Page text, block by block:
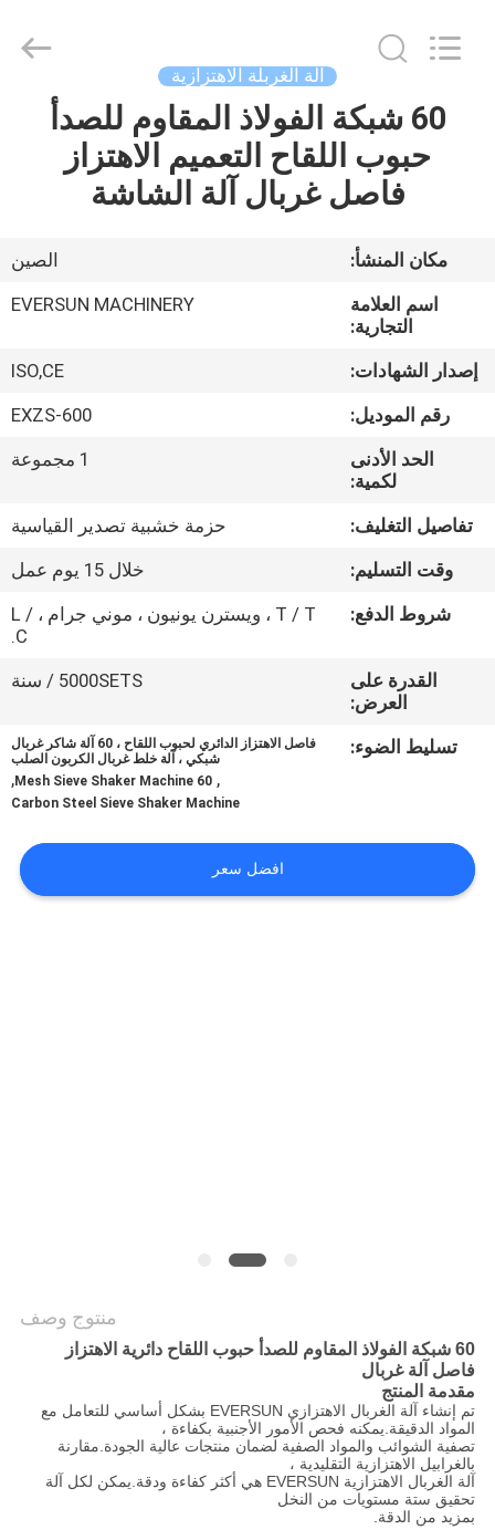
مسكن
منتجات
عرض
الواقع
الافتراضي
معلومات
جولة
المعمل
الجودة
اتصل
اطلب
آلة الغربلة الاهتزازية
60 شبكة الفولاذ المقاوم للصدأ
حبوب اللقاح التعميم الاهتزاز
فاصل غربال آلة الشاشة
مكان المنشأ:
الصين
اسم العلامة
التجارية:
EVERSUN MACHINERY
إصدار الشهادات:
ISO,CE
رقم الموديل:
EXZS-600
الحد الأدنى
لكمية:
1 مجموعة
تفاصيل التغليف:
حزمة خشبية تصدير القياسية
وقت التسليم:
خلال 15 يوم عمل
شروط الدفع:
T / T ، ويسترن يونيون ، موني جرام ، L /
C.
القدرة على
العرض:
5000SETS / سنة
تسليط الضوء:
فاصل الاهتزاز الدائري لحبوب اللقاح ، 60 آلة شاكر غربال
شبكي ، آلة خلط غربال الكربون الصلب
,
60 Mesh Sieve Shaker Machine
,
Carbon Steel Sieve Shaker Machine
افضل سعر
منتوج وصف
60 شبكة الفولاذ المقاوم للصدأ حبوب اللقاح دائرية الاهتزاز
فاصل آلة غربال
مقدمة المنتج
تم إنشاء آلة الغربال الاهتزازي EVERSUN بشكل أساسي للتعامل مع
المواد الدقيقة.يمكنه فحص الأمور الأجنبية بكفاءة ،
تصفية الشوائب والمواد الصفية لضمان منتجات عالية الجودة.مقارنة
بالغرابيل الاهتزازية التقليدية ،
آلة الغربال الاهتزازية EVERSUN هي أكثر كفاءة ودقة.يمكن لكل آلة
تحقيق ستة مستويات من النخل
بمزيد من الدقة.